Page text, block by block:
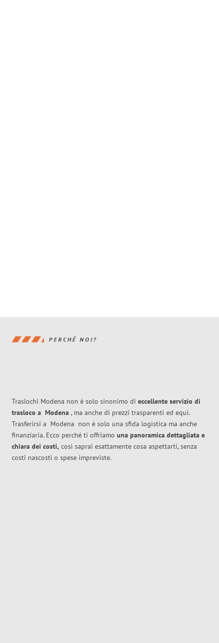
PERCHÉ NOI?
Traslochi Modena non è solo sinonimo di eccellente servizio di
trasloco a Modena , ma anche di prezzi trasparenti ed equi.
Trasferirsi a Modena non è solo una sfida logistica ma anche
finanziaria. Ecco perché ti offriamo una panoramica dettagliata e
chiara dei costi, così saprai esattamente cosa aspettarti, senza
costi nascosti o spese impreviste.